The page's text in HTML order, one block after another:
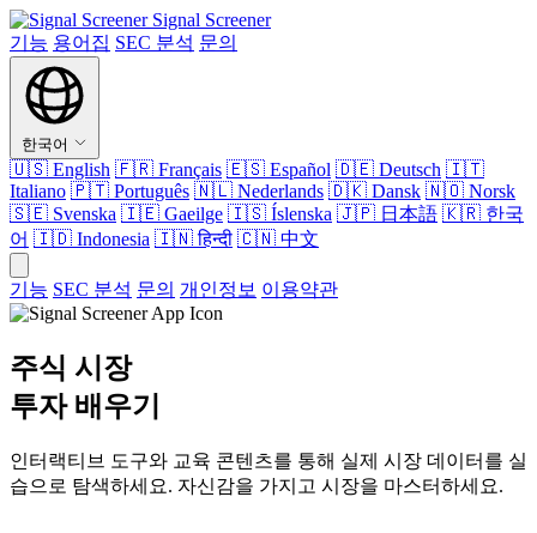
Signal Screener
기능 용어집 SEC 분석 문의
한국어
🇺🇸 English 🇫🇷 Français 🇪🇸 Español 🇩🇪 Deutsch 🇮🇹
Italiano 🇵🇹 Português 🇳🇱 Nederlands 🇩🇰 Dansk 🇳🇴 Norsk
🇸🇪 Svenska 🇮🇪 Gaeilge 🇮🇸 Íslenska 🇯🇵 日本語 🇰🇷 한국
어 🇮🇩 Indonesia 🇮🇳हिन्दी 🇨🇳 中文
기능 SEC 분석 문의 개인정보 이용약관
주식 시장
투자 배우기
인터랙티브 도구와 교육 콘텐츠를 통해 실제 시장 데이터를 실
습으로 탐색하세요. 자신감을 가지고 시장을 마스터하세요.